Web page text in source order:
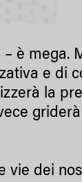
– è mega.
e di
la
vie dei